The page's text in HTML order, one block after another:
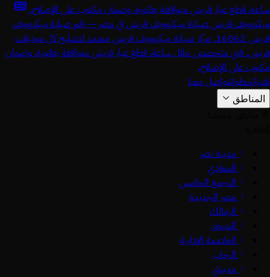
ساعة، قطع غيار فريش متوافقة بفاتورة، وضمان مكتوب على الإصلاح.
ميكروويف فريشصيانة ميكروويف فريش في مصر — رقم صيانة ميكروويف
فريش 16062. مركز صيانة ميكروويف فريش معتمد لتصليح كل موديلات
فريش. فني متخصص خلال ساعة، قطع غيار فريش متوافقة بفاتورة، وضمان
مكتوب على الإصلاح.
تقنياتخطواتتواصل معنا
المناطق
مدينة نصر
المعادي
التجمع الخامس
مصر الجديدة
الزمالك
الشروق
العاصمة الإدارية
الرحاب
مدينتي